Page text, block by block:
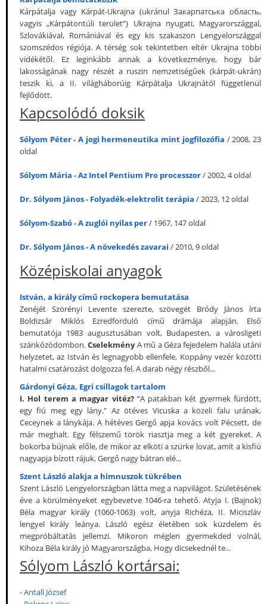
Kárpátalja vagy Kárpát-Ukrajna (ukránul Закарпатська область,
vagyis „Kárpátontúli terület”) Ukrajna nyugati, Magyarországgal,
Szlovákiával, Romániával és egy kis szakaszon Lengyelországgal
szomszédos régiója. A térség sok tekintetben eltér Ukrajna többi
vidékétől. Ez leginkább annak a következménye, hogy bár
lakosságának nagy részét a ruszin nemzetiségűek (kárpát-ukrán)
teszik ki, a II. világháborúig Kárpátalja Ukrajnától függetlenül
fejlődött.
Kapcsolódó doksik
Sólyom Péter - A jogi hermeneutika mint jogfilozófia / 2008, 23
oldal
Sólyom Mária - Az Intel Pentium Pro processzor/ 2002, 4 oldal
Dr. Sólyom János - Folyadék-elektrolit terápia / 2023, 12 oldal
Sólyom-Szabó - A zuglói nyilas per/ 1967, 147 oldal
Dr. Sólyom János - A növekedés zavarai / 2010, 9 oldal
Középiskolai anyagok
István, a király című rockopera bemutatása
Zenéjét Szörényi Levente szerezte, szövegét Bródy János írta
Boldizsár Miklós Ezredforduló című drámája alapján. Első
bemutatója 1983 augusztusában volt, Budapesten, a városligeti
szánkózódombon.CselekményA mű a Géza fejedelem halála utáni
helyzetet, az István és legnagyobb ellenfele, Koppány vezér közötti
hatalmi csatározást dolgozza fel. A darab négy részből...
Gárdonyi Géza, Egri csillagok tartalom
I. Hol terem a magyar vitéz?“A patakban két gyermek fürdött,
egy fiú meg egy lány." Az ötéves Vicuska a közeli falu urának,
Ceceynek a lánykája. A hétéves Gergő apja kovács volt Pécsett, de
már meghalt. Egy félszemű török riasztja meg a két gyereket. A
bokorba bújnak előle, de mikor az elköti a szürke lovat, amit a kisfiú
nagyapja bízott rájuk, Gergő nagy bátran elé...
Szent László alakja a himnuszok tükrében
Szent László Lengyelországban látta meg a napvilágot. Születésének
éve a körülményeket egybevetve 1046-ra tehető. Atyja I. (Bajnok)
Béla magyar király (1060-1063) volt, anyja Richéza, II. Miciszláv
lengyel király leánya. László egész életében sok küzdelem és
megpróbáltatás jellemzi. Mikoron méglen gyermekded volnál,
Kihoza Béla király jó Magyarországba, Hogy dicsekednél te...
Sólyom László kortársai:
-Antall József